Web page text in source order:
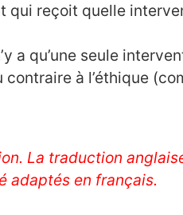
qui reçoit quelle
a qu’une seule
à l’éthique
La traduction
adaptés en français.